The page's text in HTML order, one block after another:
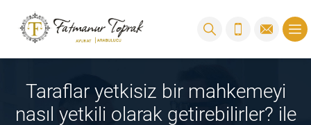
Taraflar yetkisiz bir mahkemeyi
nasıl yetkili olarak getirebilirler? ile